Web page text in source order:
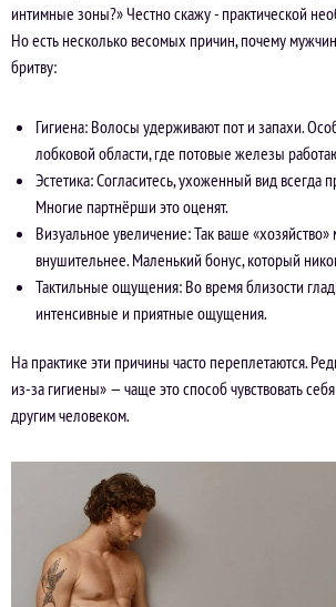
интимные зоны?» Честно скажу - практической
Но есть несколько весомых причин, почему
бритву:
Гигиена: Волосы удерживают пот и запахи.
лобковой области, где потовые железы
Эстетика: Согласитесь, ухоженный вид всегда
Многие партнёрши это оценят.
Визуальное увеличение: Так ваше
внушительнее. Маленький бонус, который
Тактильные ощущения: Во время близости
интенсивные и приятные ощущения.
На практике эти причины часто переплетаются.
из-за гигиены» — чаще это способ чувствовать
другим человеком.